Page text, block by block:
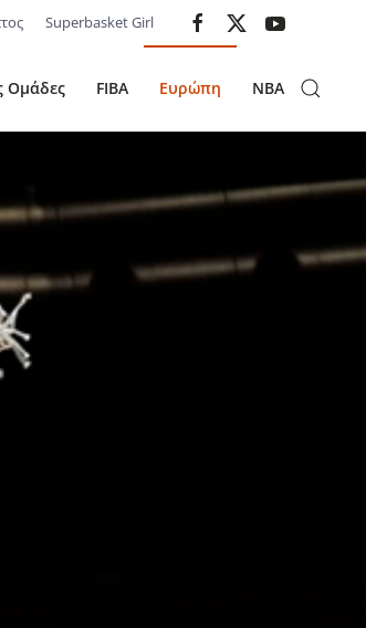
Superbasket Girl
Ομάδες FIBA Ευρώπη NBA